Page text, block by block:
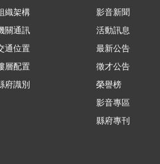
織架構
關通訊
通位置
層配置
府識別
影音新聞
活動訊息
最新公告
徵才公告
榮譽榜
影音專區
縣府專刊